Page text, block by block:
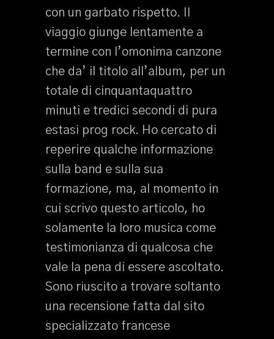
con un garbato rispetto. Il
viaggio giunge lentamente a
termine con l’omonima canzone
che da’ il titolo all’album, per un
totale di cinquantaquattro
minuti e tredici secondi di pura
estasi prog rock. Ho cercato di
reperire qualche informazione
sulla band e sulla sua
formazione, ma, al momento in
cui scrivo questo articolo, ho
solamente la loro musica come
testimonianza di qualcosa che
vale la pena di essere ascoltato.
Sono riuscito a trovare soltanto
una recensione fatta dal sito
specializzato francese